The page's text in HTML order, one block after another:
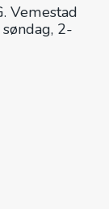
Vemestad
2-